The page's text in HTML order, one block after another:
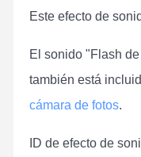
Este efecto de
El sonido "Flash
también está
cámara de fotos.
ID de efecto de